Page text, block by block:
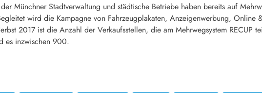
Münchner Stadtverwaltung und städtische Betriebe haben bereits auf
wird die Kampagne von Fahrzeugplakaten, Anzeigenwerbung,
2017 ist die Anzahl der Verkaufsstellen, die am Mehrwegsystem RECUP
es inzwischen 900.